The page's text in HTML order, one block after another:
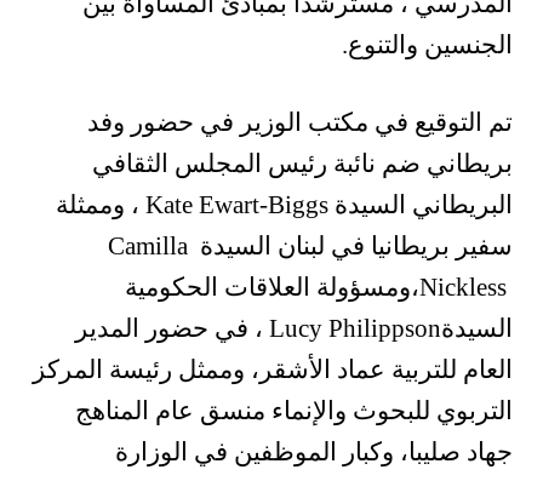
الجنسين والتنوع.
تم التوقيع في مكتب الوزير في حضور وفد
بريطاني ضم نائبة رئيس المجلس الثقافي
البريطاني السيدة Kate Ewart-Biggs ، وممثلة
سفير بريطانيا في لبنان السيدة Camilla
Nickless،ومسؤولة العلاقات الحكومية
السيدةLucy Philippson ، في حضور المدير
العام للتربية عماد الأشقر، وممثل رئيسة المركز
التربوي للبحوث والإنماء منسق عام المناهج
جهاد صليبا، وكبار الموظفين في الوزارة